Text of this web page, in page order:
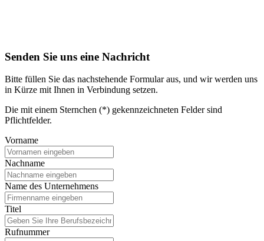
Senden Sie uns eine Nachricht
Bitte füllen Sie das nachstehende Formular aus, und wir werden uns
in Kürze mit Ihnen in Verbindung setzen.
Die mit einem Sternchen (*) gekennzeichneten Felder sind
Pflichtfelder.
Vorname
Nachname
Name des Unternehmens
Titel
Rufnummer